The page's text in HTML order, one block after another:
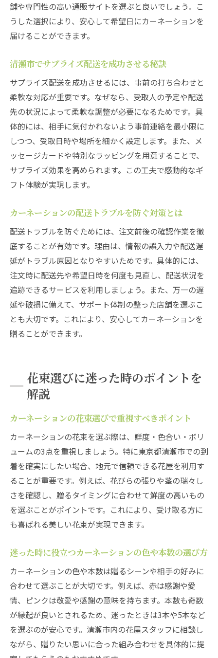
舗や専門性の高い通販サイトを選ぶと良いでしょう。こ
うした選択により、安心して希望日にカーネーションを
届けることができます。
清瀬市でサプライズ配送を成功させる秘訣
サプライズ配送を成功させるには、事前の打ち合わせと
柔軟な対応が重要です。なぜなら、受取人の予定や配送
先の状況によって柔軟な調整が必要になるためです。具
体的には、相手に気付かれないよう事前連絡を最小限に
しつつ、受取日時や場所を細かく設定します。また、メ
ッセージカードや特別なラッピングを用意することで、
サプライズ効果を高められます。この工夫で感動的なギ
フト体験が実現します。
カーネーションの配送トラブルを防ぐ対策とは
配送トラブルを防ぐためには、注文前後の確認作業を徹
底することが有効です。理由は、情報の誤入力や配送遅
延がトラブル原因となりやすいためです。具体的には、
注文時に配送先や希望日時を何度も見直し、配送状況を
追跡できるサービスを利用しましょう。また、万一の遅
延や破損に備えて、サポート体制の整った店舗を選ぶこ
とも大切です。これにより、安心してカーネーションを
贈ることができます。
花束選びに迷った時のポイントを
解説
カーネーションの花束選びで重視すべきポイント
カーネーションの花束を選ぶ際は、鮮度・色合い・ボリ
ュームの3点を重視しましょう。特に東京都清瀬市での到
着を確実にしたい場合、地元で信頼できる花屋を利用す
ることが重要です。例えば、花びらの張りや茎の瑞々し
さを確認し、贈るタイミングに合わせて鮮度の高いもの
を選ぶことがポイントです。これにより、受け取る方に
も喜ばれる美しい花束が実現できます。
迷った時に役立つカーネーションの色や本数の選び方
カーネーションの色や本数は贈るシーンや相手の好みに
合わせて選ぶことが大切です。例えば、赤は感謝や愛
情、ピンクは敬愛や感謝の意味を持ちます。本数も奇数
が縁起が良いとされるため、迷ったときは3本や5本など
を選ぶのが安心です。清瀬市内の花屋スタッフに相談し
ながら、贈りたい思いに合った組み合わせを具体的に提